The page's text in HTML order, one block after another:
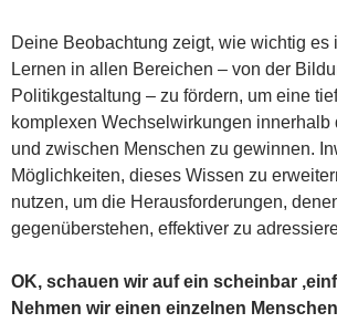
Deine Beobachtung zeigt, wie wichtig es
Lernen in allen Bereichen – von der
Politikgestaltung – zu fördern, um eine
komplexen Wechselwirkungen innerhalb
und zwischen Menschen zu gewinnen.
Möglichkeiten, dieses Wissen zu
nutzen, um die Herausforderungen,
gegenüberstehen, effektiver zu
OK, schauen wir auf ein scheinbar
Nehmen wir einen einzelnen